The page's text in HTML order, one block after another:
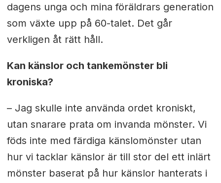
dagens unga och mina föräldrars generation
som växte upp på 60-talet. Det går
verkligen åt rätt håll.
Kan känslor och tankemönster bli
kroniska?
– Jag skulle inte använda ordet kroniskt,
utan snarare prata om invanda mönster. Vi
föds inte med färdiga känslomönster utan
hur vi tacklar känslor är till stor del ett inlärt
mönster baserat på hur känslor hanterats i